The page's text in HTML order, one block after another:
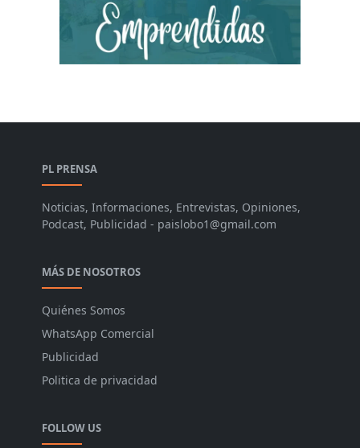
PL PRENSA
Noticias, Informaciones, Entrevistas, Opiniones,
Podcast, Publicidad - paislobo1@gmail.com
MÁS DE NOSOTROS
Quiénes Somos
WhatsApp Comercial
Publicidad
Politica de privacidad
FOLLOW US